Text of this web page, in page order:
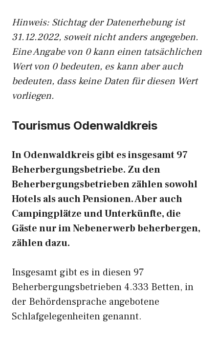
Hinweis: Stichtag der Datenerhebung ist
31.12.2022, soweit nicht anders angegeben.
Eine Angabe von 0 kann einen tatsächlichen
Wert von 0 bedeuten, es kann aber auch
bedeuten, dass keine Daten für diesen Wert
vorliegen.
Tourismus Odenwaldkreis
In Odenwaldkreis gibt es insgesamt 97
Beherbergungsbetriebe. Zu den
Beherbergungsbetrieben zählen sowohl
Hotels als auch Pensionen. Aber auch
Campingplätze und Unterkünfte, die
Gäste nur im Nebenerwerb beherbergen,
zählen dazu.
Insgesamt gibt es in diesen 97
Beherbergungsbetrieben 4.333 Betten, in
der Behördensprache angebotene
Schlafgelegenheiten genannt.